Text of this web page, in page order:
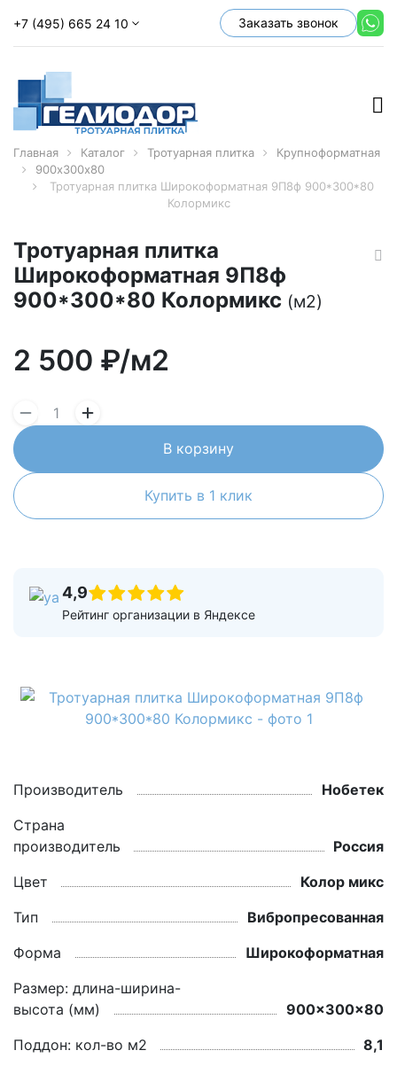
+7 (495) 665 24 10 Заказать звонок
Главная Каталог Тротуарная плитка
Крупноформатная
900х300х80
Тротуарная плитка Широкоформатная 9П8ф 900*300*80
Колормикс
Производитель
Нобетек
Страна
производитель
Россия
Цвет
Колор микс
Тип
Вибропресованная
Форма
Широкоформатная
Размер: длина-ширина-
высота (мм)
900x300x80
Поддон: кол-во м2
8,1
Тротуарная плитка
Широкоформатная 9П8ф
900*300*80 Колормикс (м2)
2 500 ₽/м2
В корзину
Купить в 1 клик
4,9
Рейтинг организации в Яндексе